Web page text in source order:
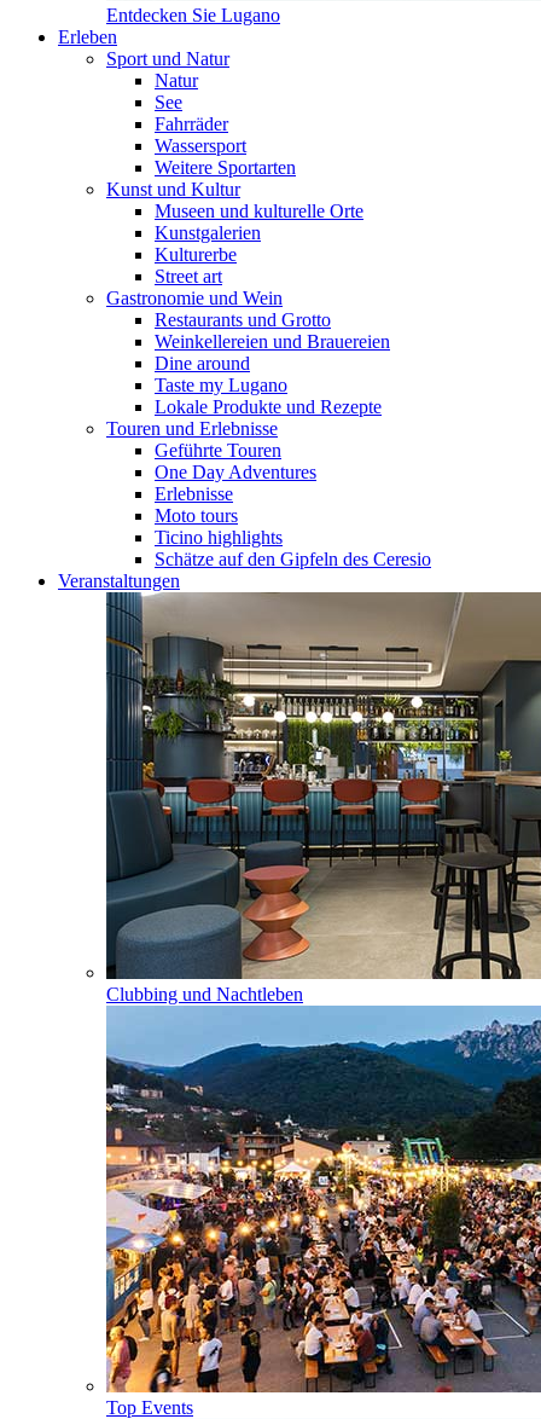
Entdecken Sie Lugano
Erleben
Sport und Natur
Natur
See
Fahrräder
Wassersport
Weitere Sportarten
Kunst und Kultur
Museen und kulturelle Orte
Kunstgalerien
Kulturerbe
Street art
Gastronomie und Wein
Restaurants und Grotto
Weinkellereien und Brauereien
Dine around
Taste my Lugano
Lokale Produkte und Rezepte
Touren und Erlebnisse
Geführte Touren
One Day Adventures
Erlebnisse
Moto tours
Ticino highlights
Schätze auf den Gipfeln des Ceresio
Veranstaltungen
Clubbing und Nachtleben
Top Events